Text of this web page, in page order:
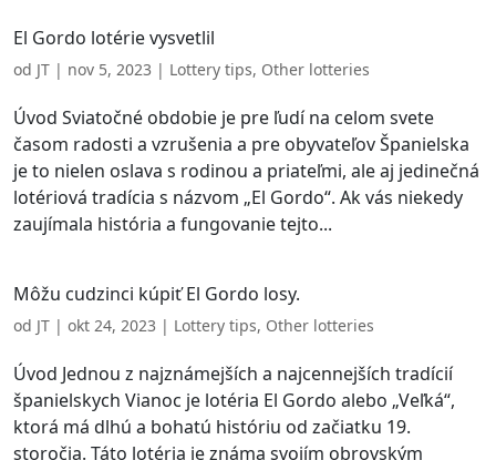
El Gordo lotérie vysvetlil
od JT | nov 5, 2023 | Lottery tips, Other lotteries
Úvod Sviatočné obdobie je pre ľudí na celom svete
časom radosti a vzrušenia a pre obyvateľov Španielska
je to nielen oslava s rodinou a priateľmi, ale aj jedinečná
lotériová tradícia s názvom „El Gordo“. Ak vás niekedy
zaujímala história a fungovanie tejto...
Môžu cudzinci kúpiť El Gordo losy.
od JT | okt 24, 2023 | Lottery tips, Other lotteries
Úvod Jednou z najznámejších a najcennejších tradícií
španielskych Vianoc je lotéria El Gordo alebo „Veľká“,
ktorá má dlhú a bohatú históriu od začiatku 19.
storočia. Táto lotéria je známa svojím obrovským